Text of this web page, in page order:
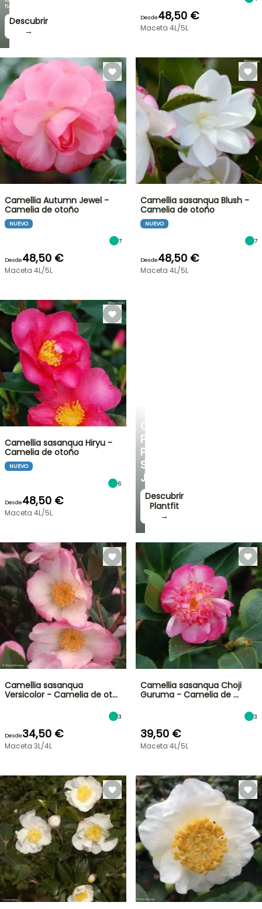
floración!
Descubrir
→
CONSEJOS
PERSONALIZADOS
PARA
SU
JARDÍN
Descubrir
Plantfit
→
Desde48,50 €
Maceta 4L/5L
Camellia Autumn Jewel -
Camelia de otoño
NUEVO
7
Desde48,50 €
Maceta 4L/5L
Camellia sasanqua Blush -
Camelia de otoño
NUEVO
7
Desde48,50 €
Maceta 4L/5L
Camellia sasanqua Hiryu -
Camelia de otoño
NUEVO
6
Desde48,50 €
Maceta 4L/5L
Camellia sasanqua
Versicolor - Camelia de ot…
3
Desde34,50 €
Maceta 3L/4L
Camellia sasanqua Choji
Guruma - Camelia de …
3
39,50 €
Maceta 4L/5L